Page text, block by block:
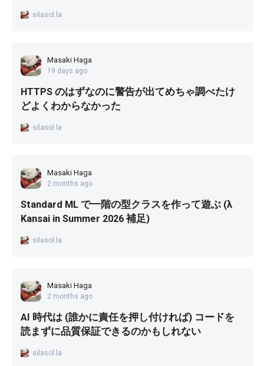
silasol.la
Masaki Haga
19 days ago
HTTPS のはずなのに警告が出てめちゃ調べたけ
どよくわからなかった
silasol.la
Masaki Haga
2 months ago
Standard ML で一階の型クラスを作って遊ぶ (λ
Kansai in Summer 2026 補足)
silasol.la
Masaki Haga
2 months ago
AI 時代は (誰かに責任を押し付ければ) コードを
読まずに品質保証できるのかもしれない
silasol.la